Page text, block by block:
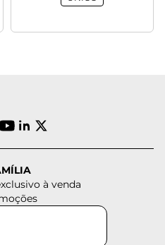
à venda